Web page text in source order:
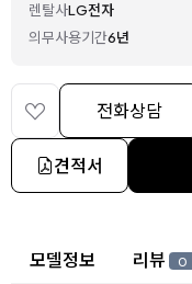
렌탈사LG전자
의무사용기간6년
전화상담
견적서
상세 정보
모델정보 리뷰 0